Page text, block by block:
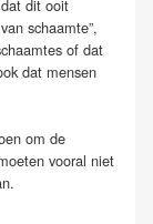
dit ooit
schaamte”,
of dat
dat mensen
om de
vooral niet